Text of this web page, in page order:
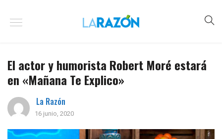
El actor y humorista Robert Moré estará
en «Mañana Te Explico»
La Razón
16 junio, 2020